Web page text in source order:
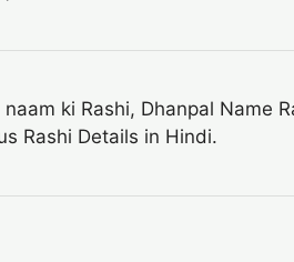
naam ki Rashi, Dhanpal Name
Rashi Details in Hindi.